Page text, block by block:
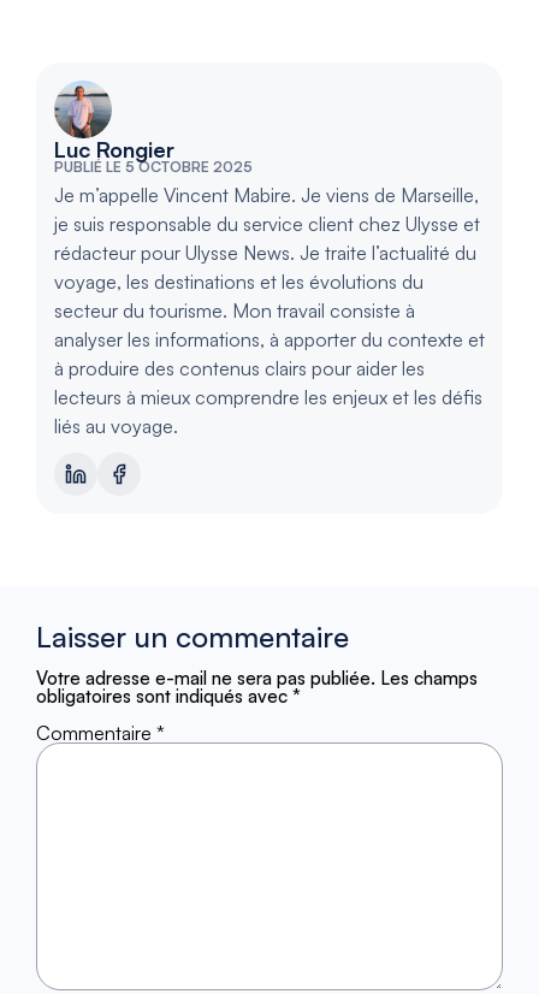
Luc Rongier
PUBLIÉ LE 5 OCTOBRE 2025
Je m’appelle Vincent Mabire. Je viens de Marseille,
je suis responsable du service client chez Ulysse et
rédacteur pour Ulysse News. Je traite l’actualité du
voyage, les destinations et les évolutions du
secteur du tourisme. Mon travail consiste à
analyser les informations, à apporter du contexte et
à produire des contenus clairs pour aider les
lecteurs à mieux comprendre les enjeux et les défis
liés au voyage.
Laisser un commentaire
Votre adresse e-mail ne sera pas publiée. Les champs
obligatoires sont indiqués avec *
Commentaire *